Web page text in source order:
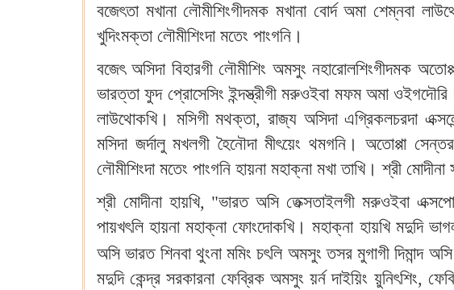
বজেৎতা মখানা লৌমীশিংগীদমক মখানা বোর্দ অমা শেম্নবা
খুদিংমক্তা লৌমীশিংদা মতেং পাংগনি।
বজেৎ অসিদা বিহারগী লৌমীশিং অমসুং নহারোলশিংগীদমক
ভারত্তা ফুদ প্রোসেসিং ইন্দস্ত্রীগী মরুওইবা মফম অমা
লাউথোকখি। মসিগী মথক্তা, রাজ্য অসিদা এগ্রিকলচরদা
মসিদা জর্দালু মখলগী হৈনৌদা মীৎয়েং থমগনি। অতোপ্পা
লৌমীশিংদা মতেং পাংগনি হায়না মহাক্না মখা তাখি। শ্রী
শ্রী মোদীনা হায়খি, "ভারত অসি তেক্সতাইলগী মরুওইবা
পায়খৎলি হায়না মহাক্না ফোংদোকখি। মহাক্না হায়খি মদুদি
অসি ভারত শিনবা থুংনা মমিং চৎলি অমসুং তসর মুগাগী দিমান্দ
মদুদি কেন্দ্র সরকারনা ফেব্রিক অমসুং য়র্ন দাইয়িং য়ুনিৎশিং,